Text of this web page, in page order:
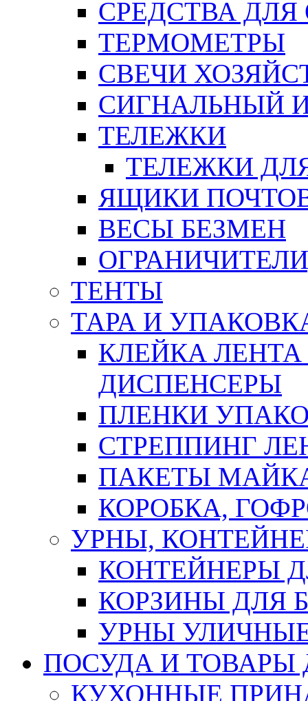
СРЕДСТВА
ТЕРМОМЕТРЫ
СВЕЧИ
СИГНАЛЬНЫЙ
ТЕЛЕЖКИ
ТЕЛЕЖКИ
ЯЩИКИ
ВЕСЫ БЕЗМЕН
ТЕНТЫ
ТАРА И
КЛЕЙКА
ДИСПЕНСЕРЫ
ПЛЕНКИ
СТРЕППИНГ
ПАКЕТЫ
КОРОБКА,
УРНЫ,
КОНТЕЙНЕРЫ
КОРЗИНЫ ДЛЯ
УРНЫ
ПОСУДА И ТОВАРЫ
КУХОННЫЕ